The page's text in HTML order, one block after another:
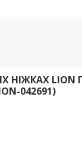
LION
042691)